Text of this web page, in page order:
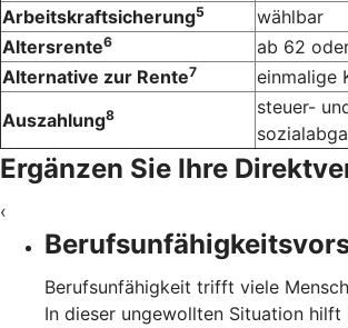
Arbeitskraftsicherung5
wählbar
Altersrente6
ab 62
Alternative zur Rente7
einmalige
Auszahlung8
steuer-
Ergänzen Sie Ihre
‹
Berufsunfähigkeit trifft viele
In dieser ungewollten Situation hilft